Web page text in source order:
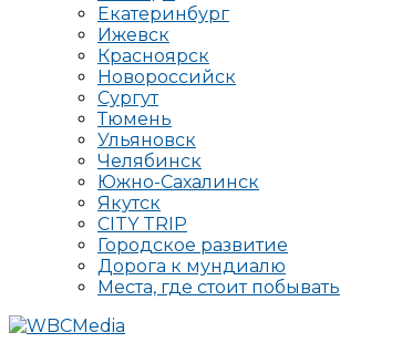
Екатеринбург
Ижевск
Красноярск
Новороссийск
Сургут
Тюмень
Ульяновск
Челябинск
Южно-Сахалинск
Якутск
CITY TRIP
Городское развитие
Дорога к мундиалю
Места, где стоит побывать